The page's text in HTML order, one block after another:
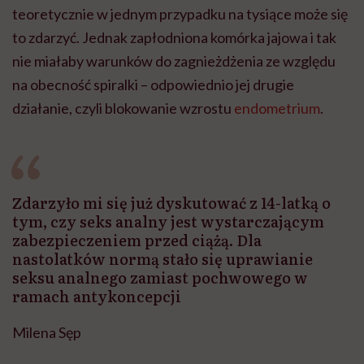
teoretycznie w jednym przypadku na tysiące może się
to zdarzyć. Jednak zapłodniona komórka jajowa i tak
nie miałaby warunków do zagnieżdżenia ze względu
na obecność spiralki – odpowiednio jej drugie
działanie, czyli blokowanie wzrostu endometrium.
Zdarzyło mi się już dyskutować z 14-latką o
tym, czy seks analny jest wystarczającym
zabezpieczeniem przed ciążą. Dla
nastolatków normą stało się uprawianie
seksu analnego zamiast pochwowego w
ramach antykoncepcji
Milena Sęp